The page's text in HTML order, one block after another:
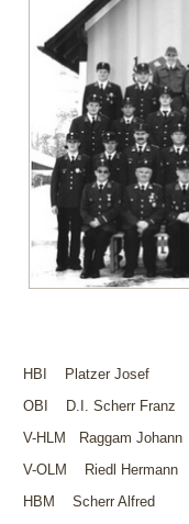
HBI Platzer Josef
OBI D.I. Scherr Franz
V-HLM Raggam Johann
V-OLM Riedl Hermann
HBM Scherr Alfred